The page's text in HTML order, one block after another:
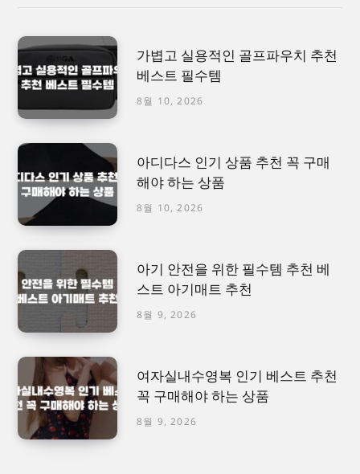
가볍고 실용적인 골프파우치 추천
베스트 필수템
8월 10, 2026
아디다스 인기 상품 추천 꼭 구매
해야 하는 상품
8월 10, 2026
아기 안전을 위한 필수템 추천 베
스트 아기매트 추천
8월 9, 2026
여자실내수영복 인기 베스트 추천
꼭 구매해야 하는 상품
8월 9, 2026